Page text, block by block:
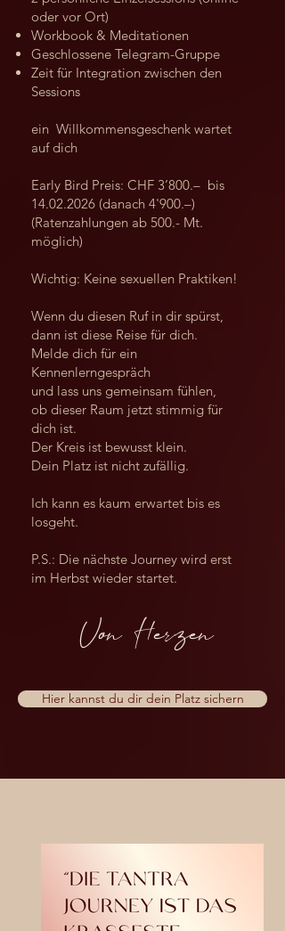
oder vor Ort)
Workbook & Meditationen
Geschlossene Telegram-Gruppe
Zeit für Integration zwischen den
Sessions
ein Willkommensgeschenk wartet
auf dich
Early Bird Preis: CHF 3’800.– bis
14.02.2026 (danach 4'900.–)
(Ratenzahlungen ab 500.- Mt.
möglich)
Wichtig: Keine sexuellen Praktiken!
Wenn du diesen Ruf in dir spürst,
dann ist diese Reise für dich.
Melde dich für ein
Kennenlerngespräch
und lass uns gemeinsam fühlen,
ob dieser Raum jetzt stimmig für
dich ist.
Der Kreis ist bewusst klein.
Dein Platz ist nicht zufällig.
Ich kann es kaum erwartet bis es
losgeht. ​
P.S.: Die nächste Journey wird erst
im Herbst wieder startet.
​Von Herzen
Hier kannst du dir dein Platz sichern